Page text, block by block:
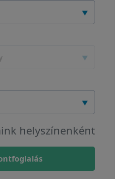
helyszínenként